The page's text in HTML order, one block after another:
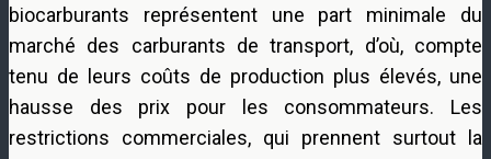
biocarburants représentent une part minimale du
marché des carburants de transport, d’où, compte
tenu de leurs coûts de production plus élevés, une
hausse des prix pour les consommateurs. Les
restrictions commerciales, qui prennent surtout la